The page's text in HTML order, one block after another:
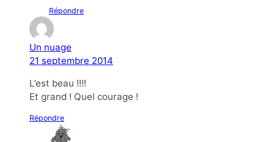
Répondre
Un nuage
21 septembre 2014
L’est beau !!!!
Et grand ! Quel courage !
Répondre